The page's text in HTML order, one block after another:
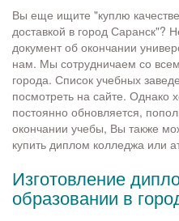
Вы еще ищите "куплю
доставкой в город Саранск"?
документ об окончании
нам. Мы сотрудничаем со
города. Список учебных
посмотреть на сайте. Однако
постоянно обновляется,
окончании учебы, Вы также
купить диплом колледжа или
Изготовление
образовании в